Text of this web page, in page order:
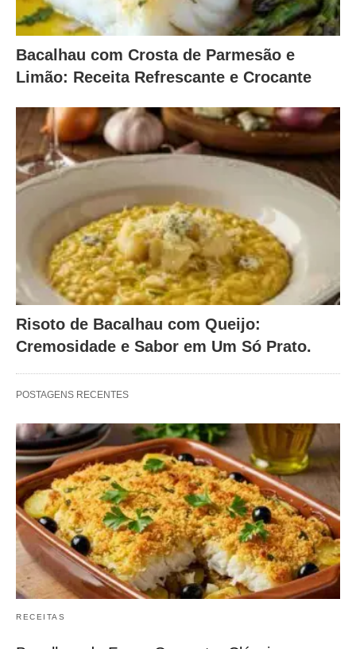
Bacalhau com Crosta de Parmesão e
Limão: Receita Refrescante e Crocante
Risoto de Bacalhau com Queijo:
Cremosidade e Sabor em Um Só Prato.
POSTAGENS RECENTES
RECEITAS